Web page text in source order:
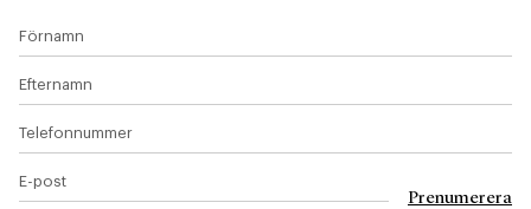
Förnamn
Efternamn
Telefonnummer
E-post
Prenumerera